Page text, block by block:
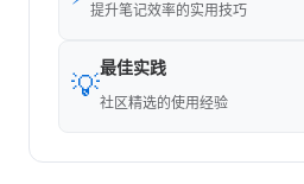
提升笔记效率的实用技巧
💡
最佳实践
社区精选的使用经验